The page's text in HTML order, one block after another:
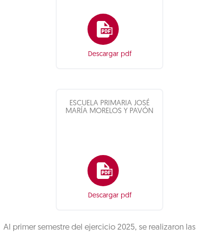
Descargar pdf
ESCUELA PRIMARIA JOSÉ
MARÍA MORELOS Y PAVÓN
Descargar pdf
Al primer semestre del ejercicio 2025, se realizaron las